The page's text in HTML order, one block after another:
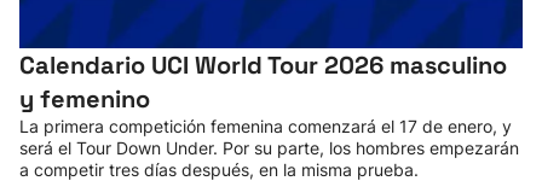
Calendario UCI World Tour 2026 masculino
y femenino
La primera competición femenina comenzará el 17 de enero, y
será el Tour Down Under. Por su parte, los hombres empezarán
a competir tres días después, en la misma prueba.